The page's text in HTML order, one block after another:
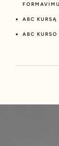
ABC
ABC